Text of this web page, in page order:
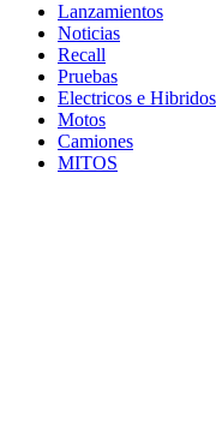
Lanzamientos
Noticias
Recall
Pruebas
Electricos e Hibridos
Motos
Camiones
MITOS